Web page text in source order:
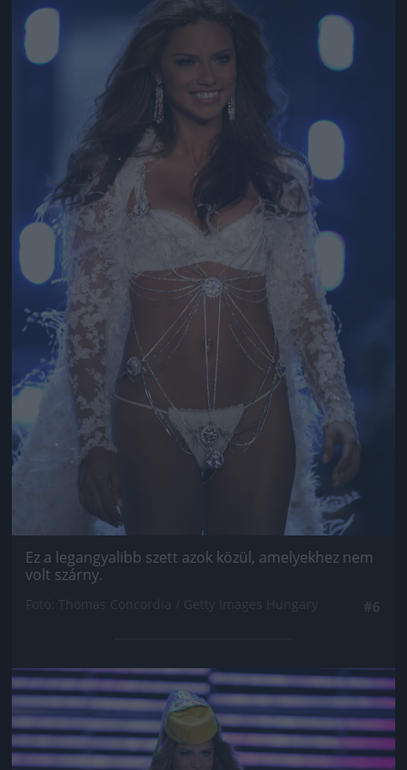
Ez a legangyalibb szett azok közül, amelyekhez nem
volt szárny.
Jön még kép!